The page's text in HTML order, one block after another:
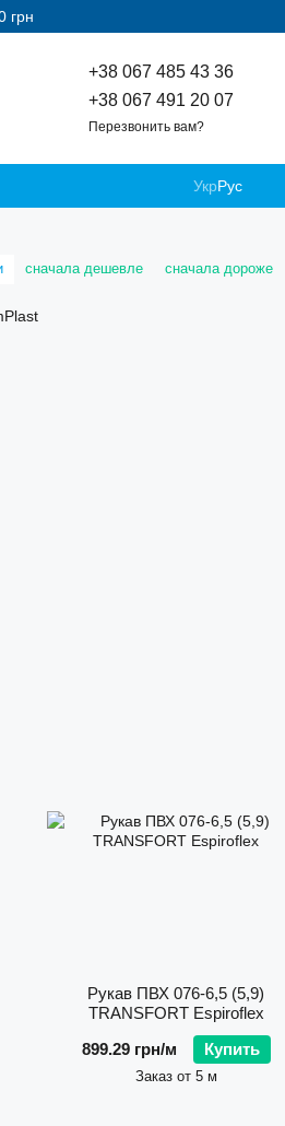
грн
+38 067 485 43 36
+38 067 491 20 07
Перезвонить вам?
УкрРус
сначала дешевле сначала дороже
Рукав ПВХ 076-6,5 (5,9)
TRANSFORT Espiroflex
899.29 грн/м
Купить
Заказ от 5 м